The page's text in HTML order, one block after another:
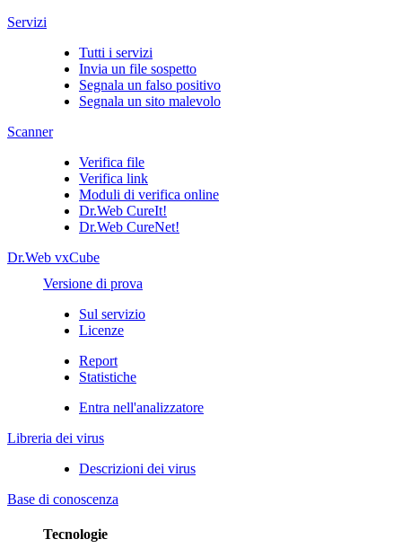
Servizi
Tutti i servizi
Invia un file sospetto
Segnala un falso positivo
Segnala un sito malevolo
Scanner
Verifica file
Verifica link
Moduli di verifica online
Dr.Web CureIt!
Dr.Web CureNet!
Dr.Web vxCube
Versione di prova
Sul servizio
Licenze
Report
Statistiche
Entra nell'analizzatore
Libreria dei virus
Descrizioni dei virus
Base di conoscenza
Tecnologie